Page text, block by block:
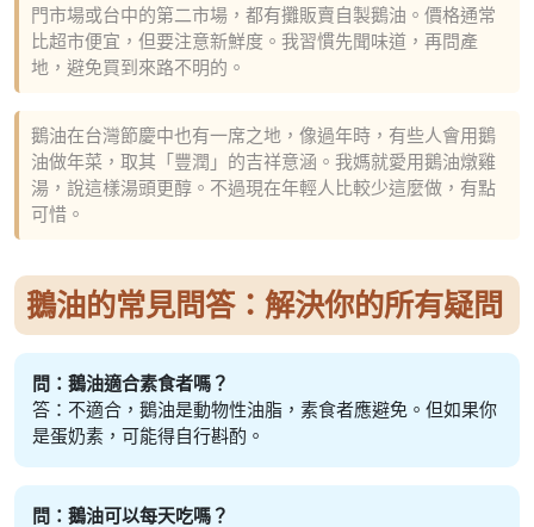
門市場或台中的第二市場，都有攤販賣自製鵝油。價格通常
比超市便宜，但要注意新鮮度。我習慣先聞味道，再問產
地，避免買到來路不明的。
鵝油在台灣節慶中也有一席之地，像過年時，有些人會用鵝
油做年菜，取其「豐潤」的吉祥意涵。我媽就愛用鵝油燉雞
湯，說這樣湯頭更醇。不過現在年輕人比較少這麼做，有點
可惜。
鵝油的常見問答：解決你的所有疑問
問：鵝油適合素食者嗎？
答：不適合，鵝油是動物性油脂，素食者應避免。但如果你
是蛋奶素，可能得自行斟酌。
問：鵝油可以每天吃嗎？